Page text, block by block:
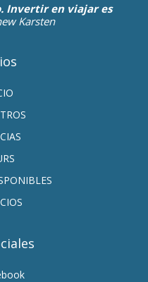
Invertir en viajar es
Karsten